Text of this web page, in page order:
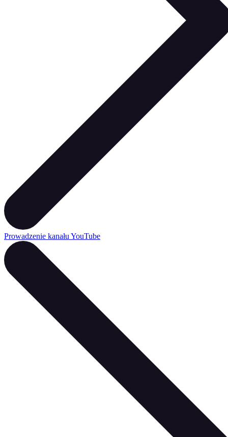
Prowadzenie kanału YouTube